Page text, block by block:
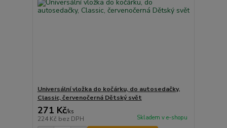
Universální vložka do kočárku, do autosedačky,
Classic, červenočerná Dětský svět
271 Kč/ks
224 Kč bez DPH Skladem v e-shopu